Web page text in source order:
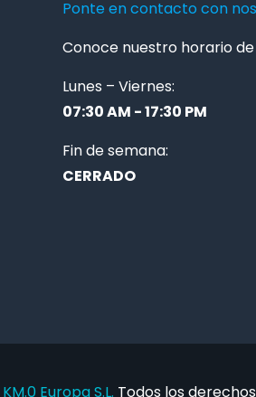
Ponte en contacto con
Conoce nuestro horario
Lunes – Viernes:
07:30 AM - 17:30 PM
Fin de semana:
CERRADO
KM.0 Europa S.L. Todos los derechos